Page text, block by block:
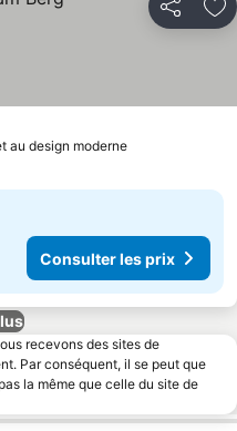
Partager
au design moderne
Consulter les prix
recevons des sites de
Par conséquent, il se peut que
la même que celle du site de